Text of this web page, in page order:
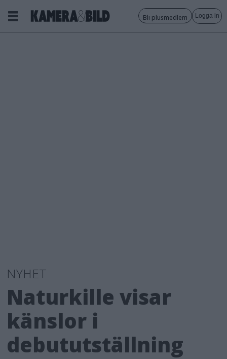
Bli plusmedlem Logga in
NYHET
Naturkille visar
känslor i
debututställning